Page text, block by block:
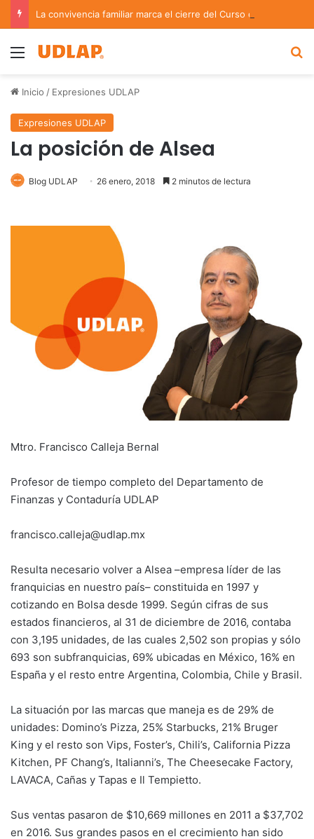
Menu
Inicio / Expresiones UDLAP
Expresiones UDLAP
La posición de Alsea
Blog UDLAP 26 enero, 2018 2 minutos de lectura
Mtro. Francisco Calleja Bernal
Profesor de tiempo completo del Departamento de
Finanzas y Contaduría UDLAP
francisco.calleja@udlap.mx
Resulta necesario volver a Alsea –empresa líder de las
franquicias en nuestro país– constituida en 1997 y
cotizando en Bolsa desde 1999. Según cifras de sus
estados financieros, al 31 de diciembre de 2016, contaba
con 3,195 unidades, de las cuales 2,502 son propias y sólo
693 son subfranquicias, 69% ubicadas en México, 16% en
España y el resto entre Argentina, Colombia, Chile y Brasil.
La situación por las marcas que maneja es de 29% de
unidades: Domino’s Pizza, 25% Starbucks, 21% Bruger
King y el resto son Vips, Foster’s, Chili’s, California Pizza
Kitchen, PF Chang’s, Italianni’s, The Cheesecake Factory,
LAVACA, Cañas y Tapas e Il Tempietto.
Sus ventas pasaron de $10,669 millones en 2011 a $37,702
en 2016. Sus grandes pasos en el crecimiento han sido